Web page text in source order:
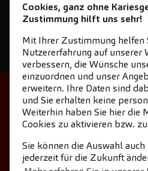
STARTSEITE
KONTAKT
NEWSLETTER DOWNLOAD
COOKIE-EINSTELLUNGEN
DATENSCHUTZ
Cookies, ganz ohne
Zustimmung hilft uns sehr!
Mit Ihrer Zustimmung helfen
Nutzererfahrung auf unserer
verbessern, die Wünsche
einzuordnen und unser
erweitern. Ihre Daten sind
und Sie erhalten keine
Weiterhin haben Sie hier die
Cookies zu aktivieren bzw.
Sie können die Auswahl
jederzeit für die Zukunft